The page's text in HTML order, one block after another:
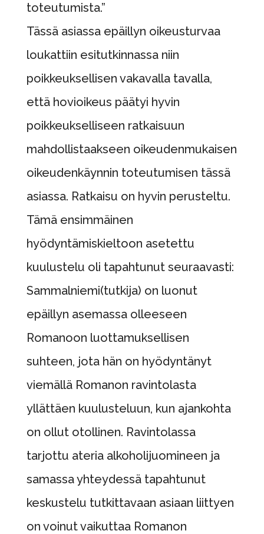
toteutumista.”
Tässä asiassa epäillyn oikeusturvaa
loukattiin esitutkinnassa niin
poikkeuksellisen vakavalla tavalla,
että hovioikeus päätyi hyvin
poikkeukselliseen ratkaisuun
mahdollistaakseen oikeudenmukaisen
oikeudenkäynnin toteutumisen tässä
asiassa. Ratkaisu on hyvin perusteltu.
Tämä ensimmäinen
hyödyntämiskieltoon asetettu
kuulustelu oli tapahtunut seuraavasti:
Sammalniemi(tutkija) on luonut
epäillyn asemassa olleeseen
Romanoon luottamuksellisen
suhteen, jota hän on hyödyntänyt
viemällä Romanon ravintolasta
yllättäen kuulusteluun, kun ajankohta
on ollut otollinen. Ravintolassa
tarjottu ateria alkoholijuomineen ja
samassa yhteydessä tapahtunut
keskustelu tutkittavaan asiaan liittyen
on voinut vaikuttaa Romanon